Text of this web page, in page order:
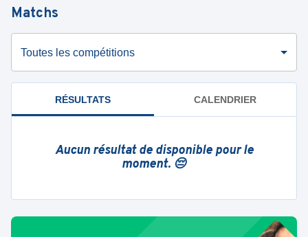
Matchs
Toutes les compétitions
RÉSULTATS CALENDRIER
Aucun résultat de disponible pour le
moment. 😔